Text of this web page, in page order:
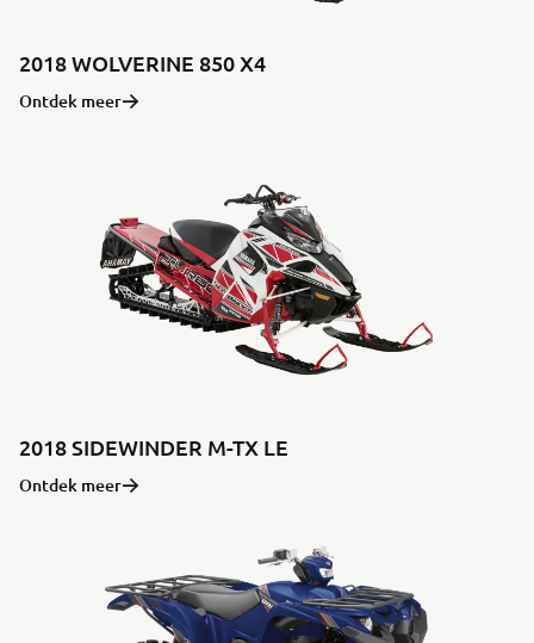
2018 WOLVERINE 850 X4
Ontdek meer
2018 SIDEWINDER M-TX LE
Ontdek meer